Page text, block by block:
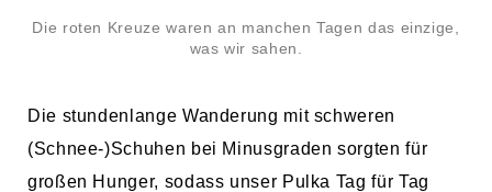
Die roten Kreuze waren an manchen Tagen das einzige,
was wir sahen.
Die stundenlange Wanderung mit schweren
(Schnee-)Schuhen bei Minusgraden sorgten für
großen Hunger, sodass unser Pulka Tag für Tag